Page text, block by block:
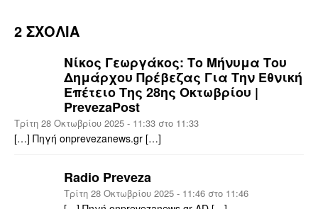
2 ΣΧΟΛΙΑ
Νίκος Γεωργάκος: Το Μήνυμα Του
Δημάρχου Πρέβεζας Για Την Εθνική
Επέτειο Της 28ης Οκτωβρίου |
PrevezaPost
Τρίτη 28 Οκτωβρίου 2025 - 11:33 στο 11:33
[…] Πηγή onprevezanews.gr […]
Radio Preveza
Τρίτη 28 Οκτωβρίου 2025 - 11:46 στο 11:46